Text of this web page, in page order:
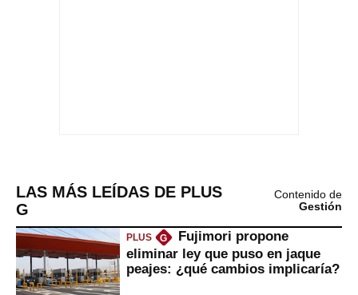
LAS MÁS LEÍDAS DE PLUS
G
Contenido de
Gestión
PLUS G
Fujimori propone
eliminar ley que puso en jaque
peajes: ¿qué cambios implicaría?